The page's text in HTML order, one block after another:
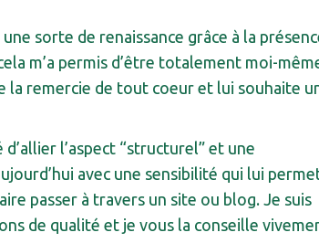
sorte de renaissance grâce à la
m’a permis d’être totalement moi-
la remercie de tout coeur et lui souhaite
l’aspect “structurel” et une
avec une sensibilité qui lui
passer à travers un site ou blog. Je suis
de qualité et je vous la conseille